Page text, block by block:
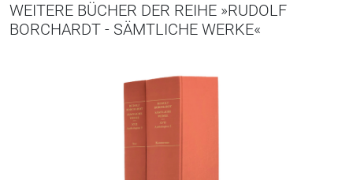
WEITERE BÜCHER DER REIHE »RUDOLF
BORCHARDT - SÄMTLICHE WERKE«